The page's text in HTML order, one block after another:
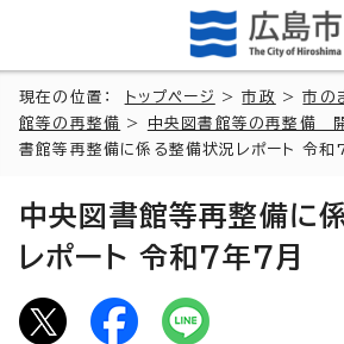
現在の位置： トップページ >市政 >市の
館等の再整備 > 中央図書館等の再整備
書館等再整備に係る整備状況レポート 令和
中央図書館等再整備に
レポート 令和7年7月